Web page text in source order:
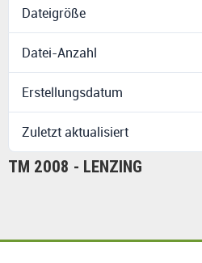
Dateigröße
Datei-Anzahl
Erstellungsdatum
Zuletzt aktualisiert
TM 2008 - LENZING